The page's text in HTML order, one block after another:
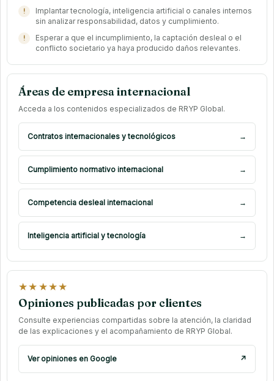
Implantar tecnología, inteligencia artificial o canales internos
sin analizar responsabilidad, datos y cumplimiento.
Esperar a que el incumplimiento, la captación desleal o el
conflicto societario ya haya producido daños relevantes.
Áreas de empresa internacional
Acceda a los contenidos especializados de RRYP Global.
Contratos internacionales y tecnológicos →
Cumplimiento normativo internacional →
Competencia desleal internacional →
Inteligencia artificial y tecnología →
★★★★★
Opiniones publicadas por clientes
Consulte experiencias compartidas sobre la atención, la claridad
de las explicaciones y el acompañamiento de RRYP Global.
Ver opiniones en Google ↗